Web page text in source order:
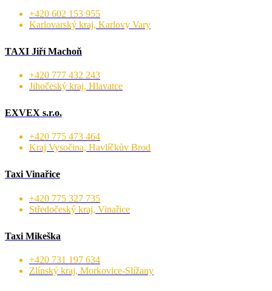
+420 602 153 955
Karlovarský kraj, Karlovy Vary
TAXI Jiří Machoň
+420 777 432 243
Jihočeský kraj, Hlavatce
EXVEX s.r.o.
+420 775 473 464
Kraj Vysočina, Havlíčkův Brod
Taxi Vinařice
+420 775 327 735
Středočeský kraj, Vinařice
Taxi Mikeška
+420 731 197 634
Zlínský kraj, Morkovice-Slížany